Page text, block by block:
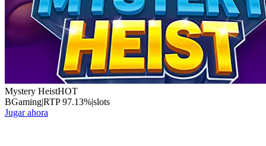
Mystery HeistHOT
BGaming|RTP97.13%|slots
Jugar ahora